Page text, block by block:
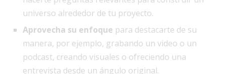
universo alrededor de tu proyecto.
Aprovecha su enfoque para destacarte de su
manera, por ejemplo, grabando un video o un
podcast, creando visuales o ofreciendo una
entrevista desde un ángulo original.